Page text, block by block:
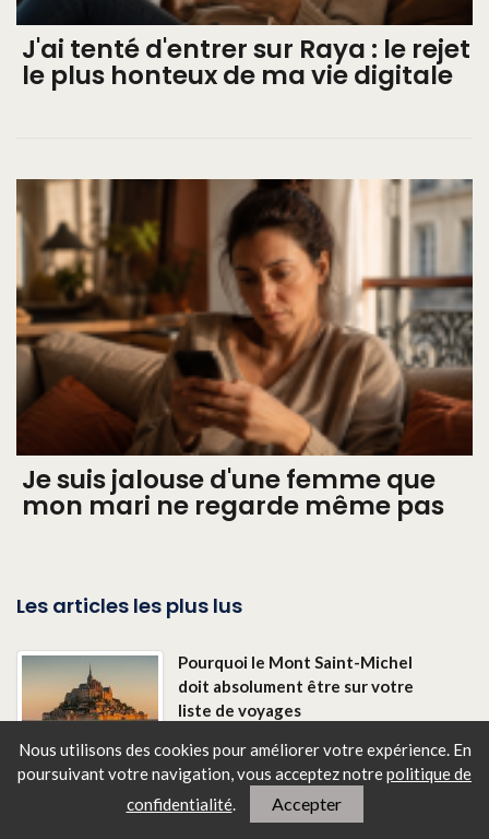
Nous utilisons des cookies pour améliorer votre expérience. En
poursuivant votre navigation, vous acceptez notrepolitique de
confidentialité. Accepter
J'ai tenté d'entrer sur Raya : le rejet
le plus honteux de ma vie digitale
Je suis jalouse d'une femme que
mon mari ne regarde même pas
Les articles les plus lus
Pourquoi le Mont Saint-Michel
doit absolument être sur votre
liste de voyages